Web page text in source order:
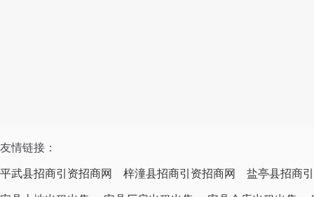
友情链接：
平武县招商引资招商网 梓潼县招商引资招商网 盐亭县招商